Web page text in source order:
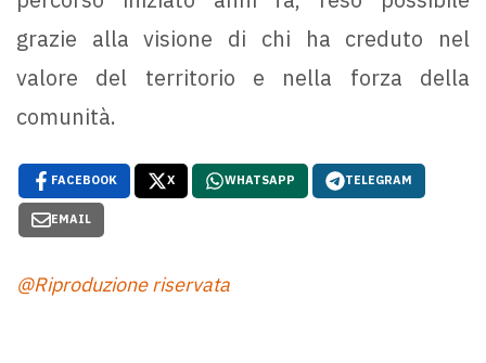
grazie alla visione di chi ha creduto nel
valore del territorio e nella forza della
comunità.
FACEBOOK X WHATSAPP TELEGRAM
EMAIL
@Riproduzione riservata